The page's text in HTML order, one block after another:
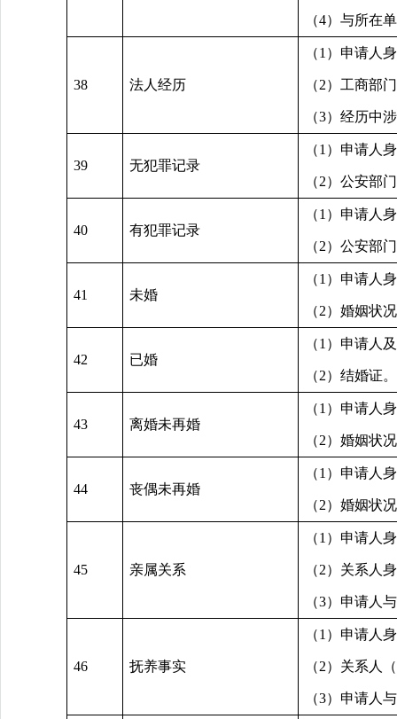
（4）与所在
38 法人经历
（1）申请人
（2）工商部
（3）经历中
39 无犯罪记录
（1）申请人
（2）公安部
40 有犯罪记录
（1）申请人
（2）公安部
41 未婚
（1）申请人
（2）婚姻状
42 已婚
（1）申请人
（2）结婚证。
43 离婚未再婚
（1）申请人
（2）婚姻状
44 丧偶未再婚
（1）申请人
（2）婚姻状
45 亲属关系
（1）申请人
（2）关系人
（3）申请人
46 抚养事实
（1）申请人
（2）关系人
（3）申请人